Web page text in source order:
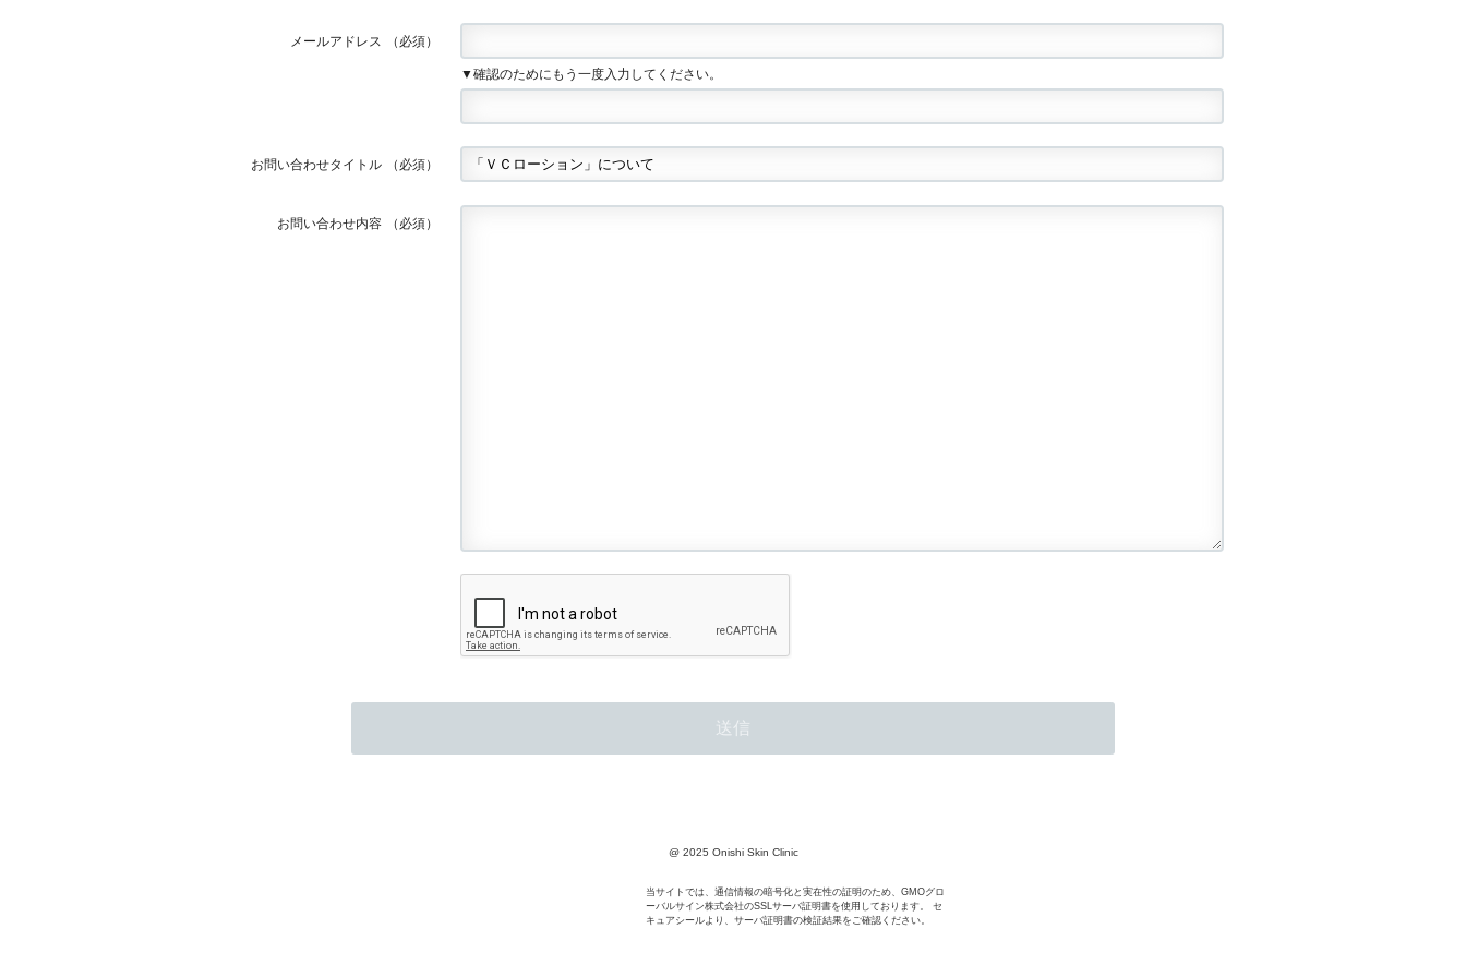
メールアドレス （必須）
▼確認のためにもう一度入力してください。
お問い合わせタイトル （必須）
お問い合わせ内容 （必須）
@ 2025 Onishi Skin Clinic
当サイトでは、通信情報の暗号化と実在性の証明のため、GMOグロ
ーバルサイン株式会社のSSLサーバ証明書を使用しております。 セ
キュアシールより、サーバ証明書の検証結果をご確認ください。